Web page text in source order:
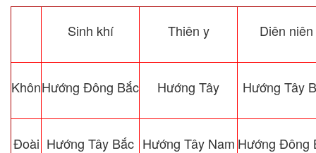
Sinh khí Thiên y Diên niên
KhônHướng Đông Bắc Hướng Tây Hướng Tây
Đoài Hướng Tây Bắc Hướng Tây Nam Hướng Đông